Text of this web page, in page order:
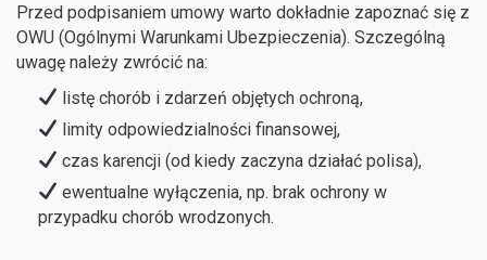
Przed podpisaniem umowy warto dokładnie zapoznać się z
OWU (Ogólnymi Warunkami Ubezpieczenia). Szczególną
uwagę należy zwrócić na:
listę chorób i zdarzeń objętych ochroną,
limity odpowiedzialności finansowej,
czas karencji (od kiedy zaczyna działać polisa),
ewentualne wyłączenia, np. brak ochrony w
przypadku chorób wrodzonych.